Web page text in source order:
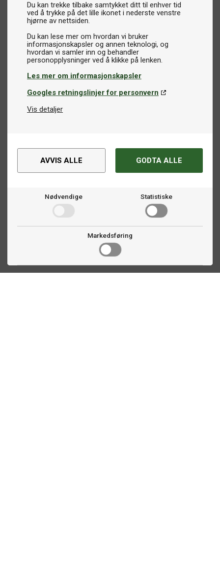
Du kan trekke tilbake samtykket ditt til enhver tid
ved å trykke på det lille ikonet i nederste venstre
hjørne av nettsiden.
Du kan lese mer om hvordan vi bruker
informasjonskapsler og annen teknologi, og
hvordan vi samler inn og behandler
Les mer om informasjonskapsler
Googles retningslinjer for personvern
Vis detaljer
AVVIS ALLE GODTA ALLE
Nødvendige Statistiske
Markedsføring